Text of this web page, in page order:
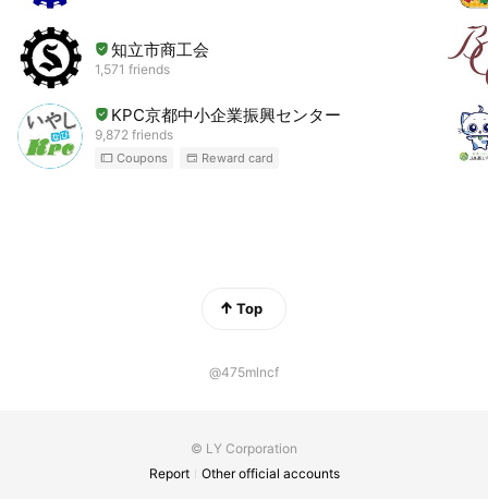
知立市商工会
1,571 friends
KPC京都中小企業振興センター
9,872 friends
Coupons Reward card
Top
@475mlncf
© LY Corporation
Report
Other official accounts